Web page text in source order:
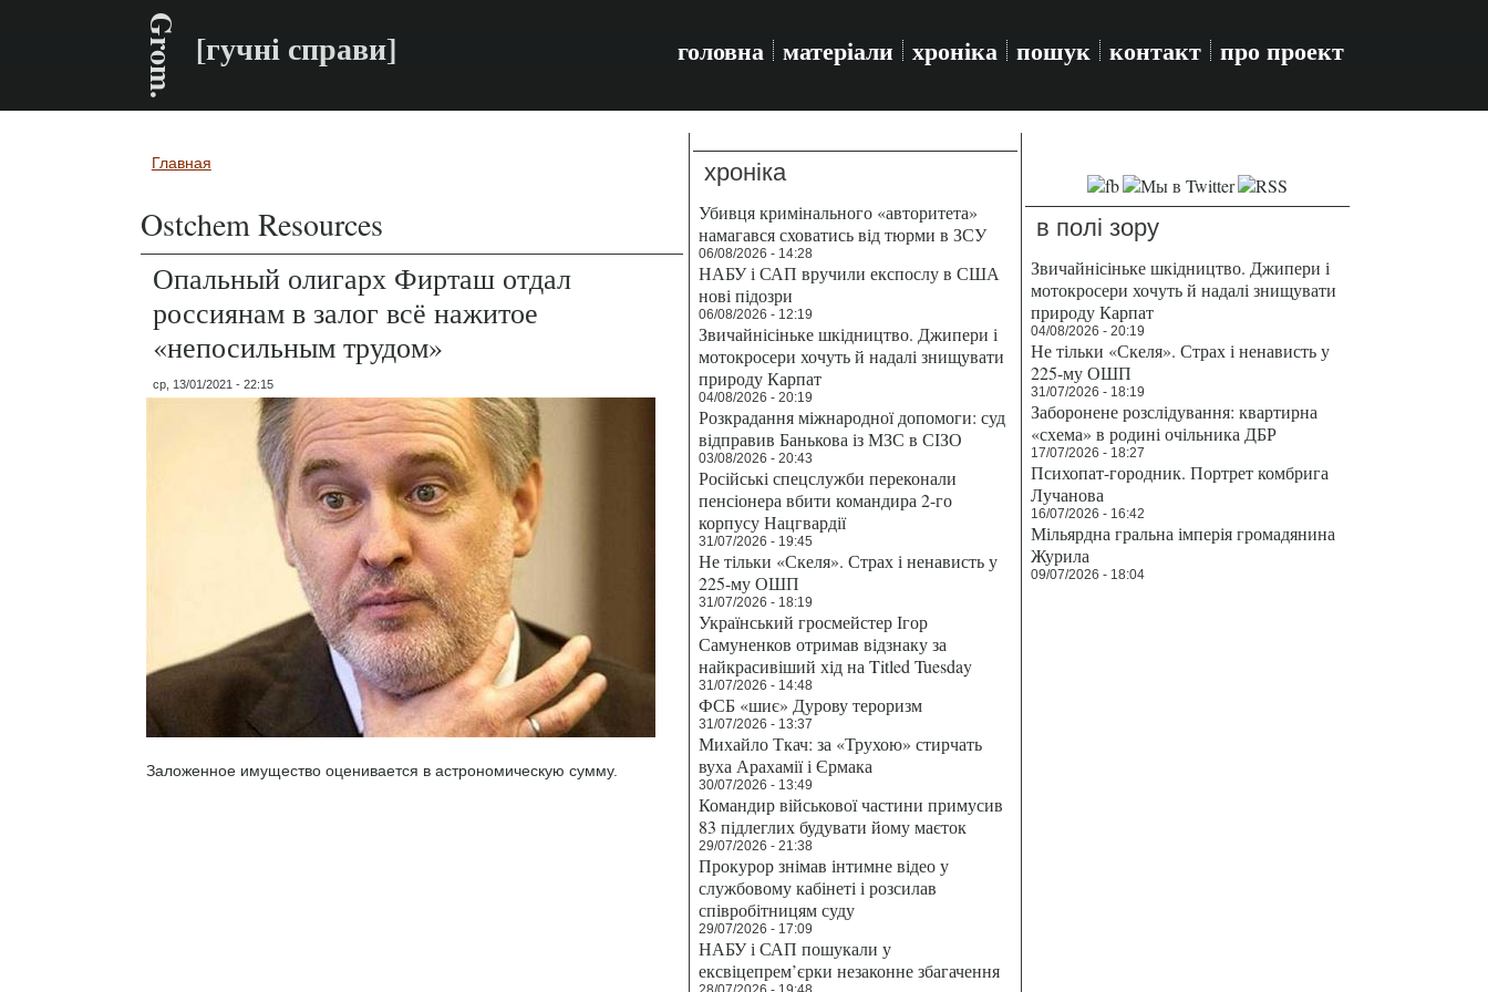
Grom. [гучні справи] головна матеріали хроніка пошук контакт про проект
Вы здесь
Главная
Ostchem Resources
Опальный олигарх Фирташ отдал
россиянам в залог всё нажитое
«непосильным трудом»
ср, 13/01/2021 - 22:15
Заложенное имущество оценивается в астрономическую сумму.
хроніка
Убивця кримінального «авторитета»
намагався сховатись від тюрми в ЗСУ
06/08/2026 - 14:28
НАБУ і САП вручили експослу в США
нові підозри
06/08/2026 - 12:19
Звичайнісіньке шкідництво. Джипери і
мотокросери хочуть й надалі знищувати
природу Карпат
04/08/2026 - 20:19
Розкрадання міжнародної допомоги: суд
відправив Банькова із МЗС в СІЗО
03/08/2026 - 20:43
Російські спецслужби переконали
пенсіонера вбити командира 2-го
корпусу Нацгвардії
31/07/2026 - 19:45
Не тільки «Скеля». Страх і ненависть у
225-му ОШП
31/07/2026 - 18:19
Український гросмейстер Ігор
Самуненков отримав відзнаку за
найкрасивіший хід на Titled Tuesday
31/07/2026 - 14:48
ФСБ «шиє» Дурову тероризм
31/07/2026 - 13:37
Михайло Ткач: за «Трухою» стирчать
вуха Арахамії і Єрмака
30/07/2026 - 13:49
Командир військової частини примусив
83 підлеглих будувати йому маєток
29/07/2026 - 21:38
Прокурор знімав інтимне відео у
службовому кабінеті і розсилав
співробітницям суду
29/07/2026 - 17:09
НАБУ і САП пошукали у
ексвіцепрем’єрки незаконне збагачення
в полі зору
Звичайнісіньке шкідництво. Джипери і
мотокросери хочуть й надалі знищувати
природу Карпат
04/08/2026 - 20:19
Не тільки «Скеля». Страх і ненависть у
225-му ОШП
31/07/2026 - 18:19
Заборонене розслідування: квартирна
«схема» в родині очільника ДБР
17/07/2026 - 18:27
Психопат-городник. Портрет комбрига
Лучанова
16/07/2026 - 16:42
Мільярдна гральна імперія громадянина
Журила
09/07/2026 - 18:04